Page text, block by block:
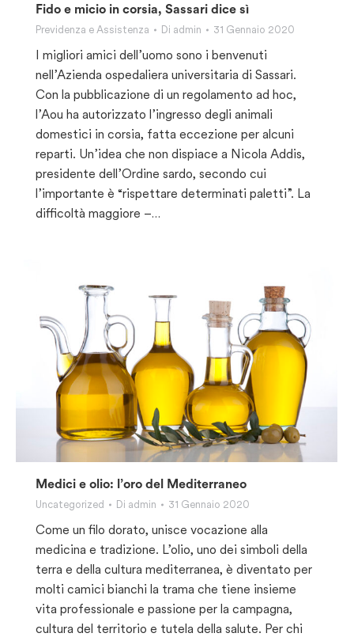
Fido e micio in corsia, Sassari dice sì
Previdenza e Assistenza Di admin 31 Gennaio 2020
I migliori amici dell’uomo sono i benvenuti
nell’Azienda ospedaliera universitaria di Sassari.
Con la pubblicazione di un regolamento ad hoc,
l’Aou ha autorizzato l’ingresso degli animali
domestici in corsia, fatta eccezione per alcuni
reparti. Un’idea che non dispiace a Nicola Addis,
presidente dell’Ordine sardo, secondo cui
l’importante è “rispettare determinati paletti”. La
difficoltà maggiore –…
Medici e olio: l’oro del Mediterraneo
Uncategorized Di admin 31 Gennaio 2020
Come un filo dorato, unisce vocazione alla
medicina e tradizione. L’olio, uno dei simboli della
terra e della cultura mediterranea, è diventato per
molti camici bianchi la trama che tiene insieme
vita professionale e passione per la campagna,
cultura del territorio e tutela della salute. Per chi